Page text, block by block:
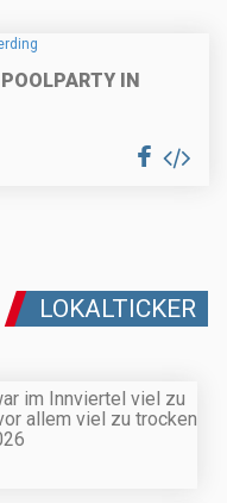
IN
LOKALTICKER
im Innviertel viel zu
allem viel zu trocken